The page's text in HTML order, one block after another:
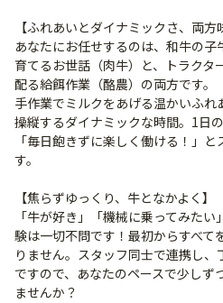
【ふれあいとダイナミックさ、両方
あなたにお任せするのは、和牛の
育てるお世話（肉牛）と、トラクタ
配る給餌作業（酪農）の両方です。
手作業でミルクをあげる温かいふれ
操縦するダイナミックな時間。1日
「毎日飽きずに楽しく働ける！」
す。
【焦らずゆっくり、牛となかよく】
「牛が好き」「機械に乗ってみた
験は一切不問です！最初からすべて
りません。スタッフ同士で連携し
ですので、あなたのペースで少しず
ませんか？